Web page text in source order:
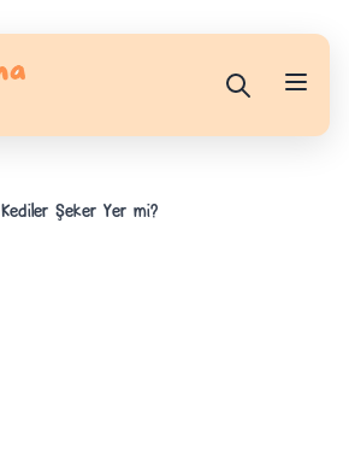
Kediler Şeker Yer mi?